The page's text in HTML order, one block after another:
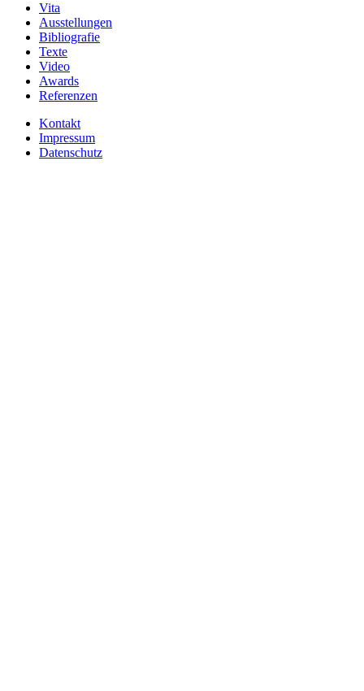
Vita
Ausstellungen
Bibliografie
Texte
Video
Awards
Referenzen
Kontakt
Impressum
Datenschutz